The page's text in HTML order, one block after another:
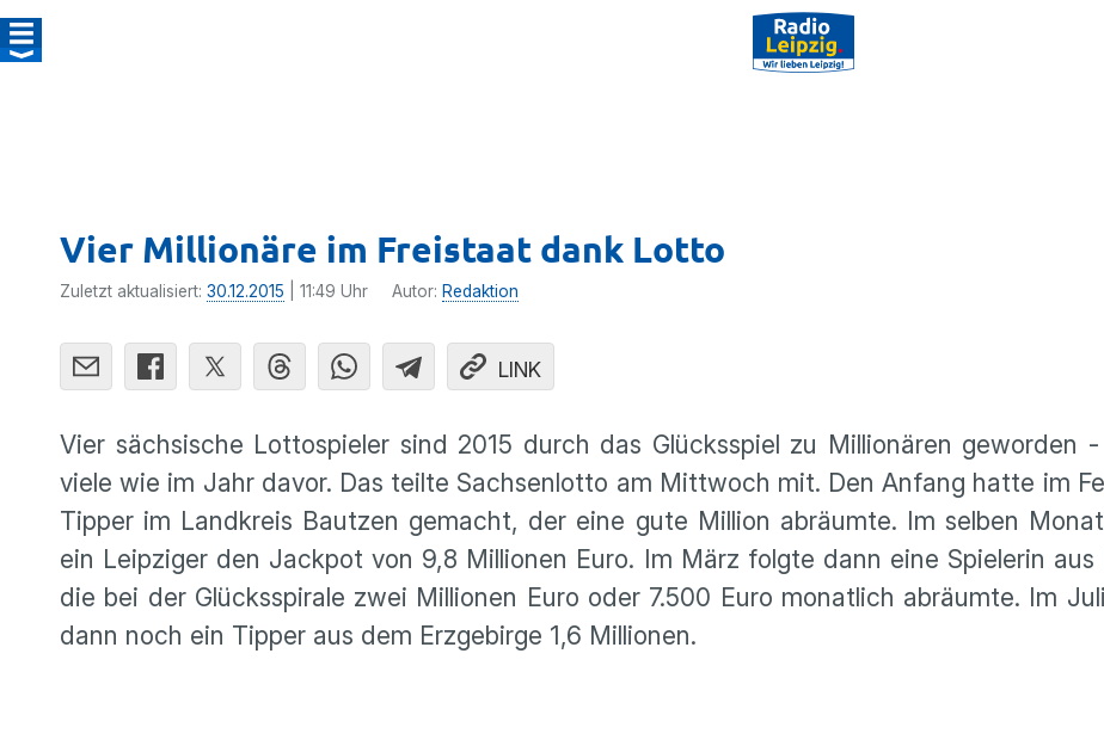
Vier Millionäre im Freistaat dank Lotto
Zuletzt aktualisiert: 30.12.2015 | 11:49 Uhr Autor: Redaktion
LINK
Vier sächsi­sche Lotto­spieler sind 2015 durch das Glücks­spiel zu Millio­nären geworden -
viele wie im Jahr davor. Das teilte Sachsen­lotto am Mittwoch mit. Den Anfang hatte im
Tipper im Landkreis Bautzen gemacht, der eine gute Million abräumte. Im selben
ein Leipziger den Jackpot von 9,8 Millionen Euro. Im März folgte dann eine Spielerin aus
die bei der Glücks­spi­rale zwei Millionen Euro oder 7.500 Euro monat­lich abräumte. Im
dann noch ein Tipper aus dem Erzge­birge 1,6 Millionen.